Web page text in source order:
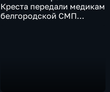
Креста передали медикам
белгородской СМП